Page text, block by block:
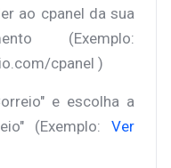
ao cpanel da sua
(Exemplo:
cpanel )
e escolha a
(Exemplo: Ver